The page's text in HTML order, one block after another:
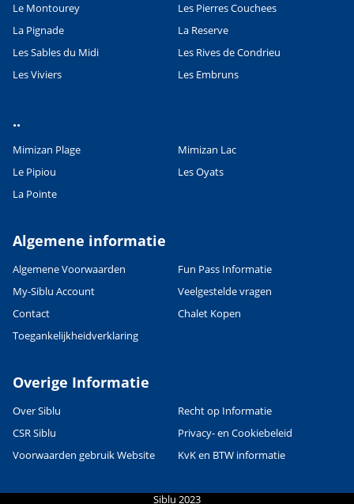
Le Montourey
Les Pierres Couchees
La Pignade
La Reserve
Les Sables du Midi
Les Rives de Condrieu
Les Viviers
Les Embruns
..
Mimizan Plage
Mimizan Lac
Le Pipiou
Les Oyats
La Pointe
Algemene informatie
Algemene Voorwaarden
Fun Pass Informatie
My-Siblu Account
Veelgestelde vragen
Contact
Chalet Kopen
Toegankelijkheidverklaring
Overige Informatie
Over Siblu
Recht op Informatie
CSR Siblu
Privacy- en Cookiebeleid
Voorwaarden gebruik Website
KvK en BTW informatie
Siblu 2023